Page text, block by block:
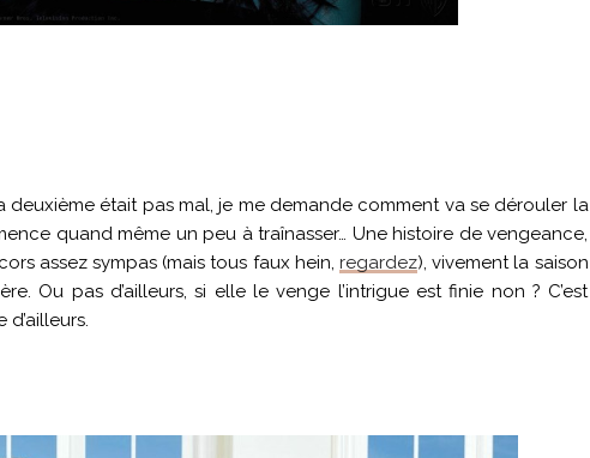
deuxième était pas mal, je me demande comment va se dérouler la
quand même un peu à traînasser… Une histoire de vengeance,
assez sympas (mais tous faux hein, regardez), vivement la saison
Ou pas d’ailleurs, si elle le venge l’intrigue est finie non ? C’est